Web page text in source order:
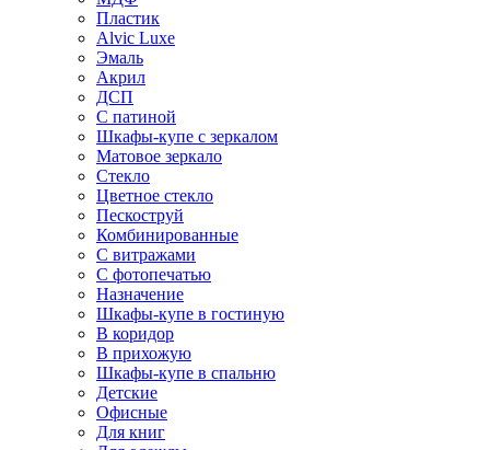
Пластик
Alvic Luxe
Эмаль
Акрил
ДСП
С патиной
Шкафы-купе с зеркалом
Матовое зеркало
Стекло
Цветное стекло
Пескоструй
Комбинированные
С витражами
С фотопечатью
Назначение
Шкафы-купе в гостиную
В коридор
В прихожую
Шкафы-купе в спальню
Детские
Офисные
Для книг